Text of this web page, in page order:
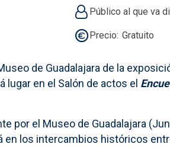
Público al que va
Precio Gratuito
de Guadalajara de la
lugar en el Salón de actos el
por el Museo de Guadalajara
los intercambios históricos